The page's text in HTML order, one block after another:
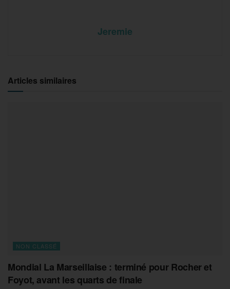
Jeremie
Articles similaires
NON CLASSÉ
Mondial La Marseillaise : terminé pour Rocher et
Foyot, avant les quarts de finale